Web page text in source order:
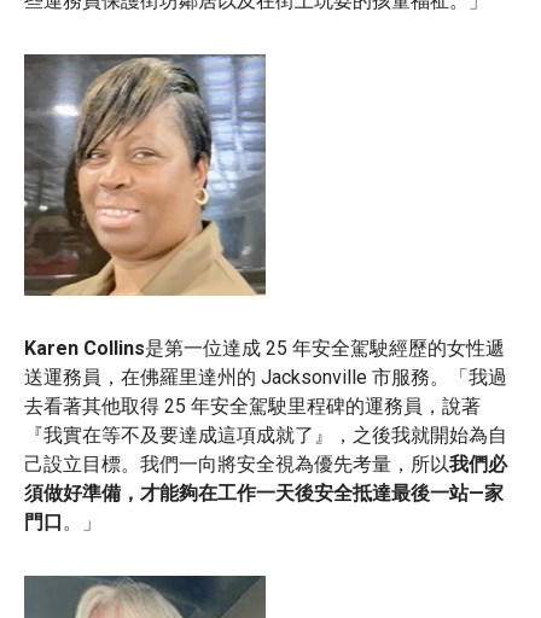
Karen Collins是第一位達成 25 年安全駕駛經歷的女性遞
送運務員，在佛羅里達州的 Jacksonville 市服務。「我過
去看著其他取得 25 年安全駕駛里程碑的運務員，說著
『我實在等不及要達成這項成就了』，之後我就開始為自
己設立目標。我們一向將安全視為優先考量，所以我們必
須做好準備，才能夠在工作一天後安全抵達最後一站—家
門口 。」